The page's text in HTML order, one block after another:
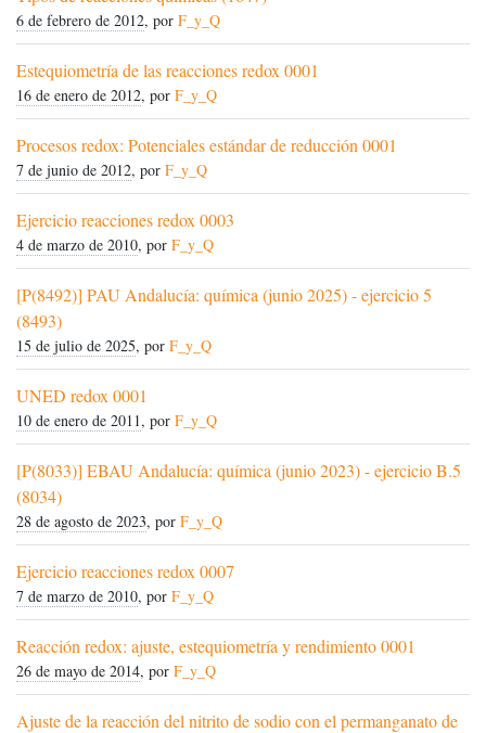
6 de febrero de 2012, por F_y_Q
Estequiometría de las reacciones redox 0001
16 de enero de 2012, por F_y_Q
Procesos redox: Potenciales estándar de reducción 0001
7 de junio de 2012, por F_y_Q
Ejercicio reacciones redox 0003
4 de marzo de 2010, por F_y_Q
[P(8492)] PAU Andalucía: química (junio 2025) - ejercicio 5
(8493)
15 de julio de 2025, por F_y_Q
UNED redox 0001
10 de enero de 2011, por F_y_Q
[P(8033)] EBAU Andalucía: química (junio 2023) - ejercicio B.5
(8034)
28 de agosto de 2023, por F_y_Q
Ejercicio reacciones redox 0007
7 de marzo de 2010, por F_y_Q
Reacción redox: ajuste, estequiometría y rendimiento 0001
26 de mayo de 2014, por F_y_Q
Ajuste de la reacción del nitrito de sodio con el permanganato de